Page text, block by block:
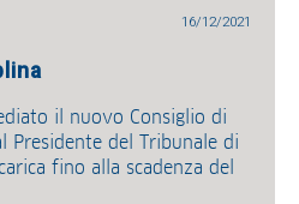
16/12/2021
il nuovo Consiglio di
Presidente del Tribunale di
fino alla scadenza del